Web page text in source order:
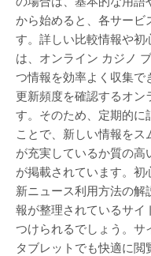
から始めると、各サービ
す。詳しい比較情報や初
は、オンライン カジノ
つ情報を効率よく収集で
更新頻度を確認するオン
す。そのため、定期的に
ことで、新しい情報を
が充実しているか質の
が掲載されています。
新ニュース利用方法の
報が整理されているサイ
つけられるでしょう。サ
タブレットでも快適に